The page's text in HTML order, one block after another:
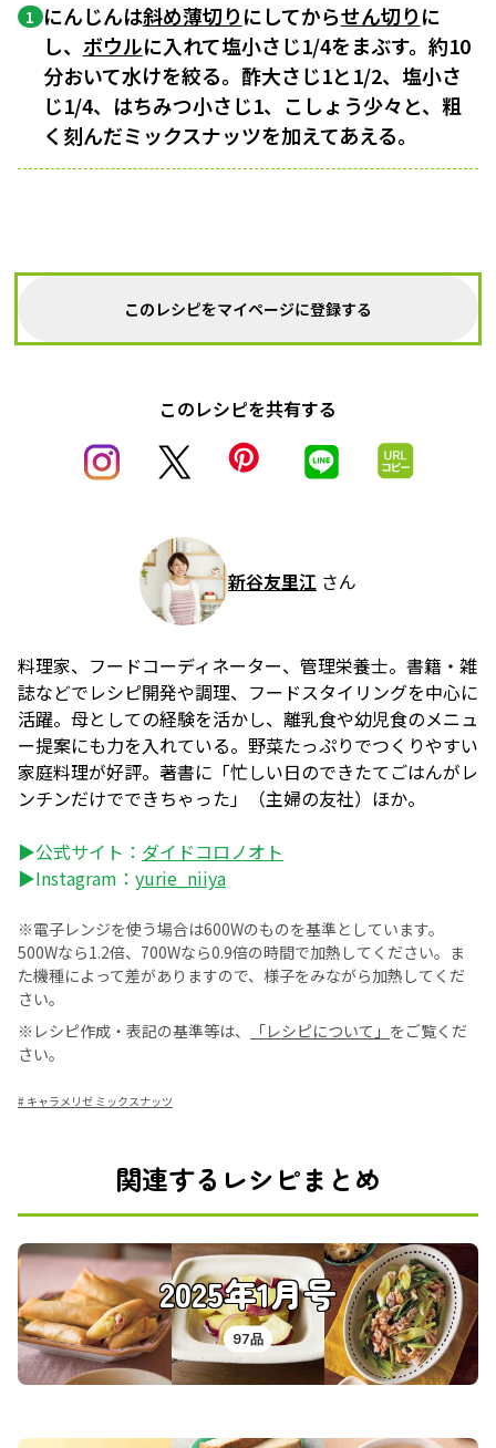
1 にんじんは斜め薄切りにしてからせん切りに
し、 ボウルに入れて塩小さじ1/4をまぶす。約10
分おいて水けを絞る。酢大さじ1と1/2、塩小さ
じ1/4、はちみつ小さじ1、こしょう少々と、粗
く刻んだミックスナッツを加えてあえる。
このレシピをマイページに登録する
このレシピを共有する
新谷友里江 さん
料理家、フードコーディネーター、管理栄養士。書籍・雑
誌などでレシピ開発や調理、フードスタイリングを中心に
活躍。母としての経験を活かし、離乳食や幼児食のメニュ
ー提案にも力を入れている。野菜たっぷりでつくりやすい
家庭料理が好評。著書に「忙しい日のできたてごはんがレ
ンチンだけでできちゃった」（主婦の友社）ほか。
▶公式サイト： ダイドコロノオト
▶Instagram： yurie_niiya
※電子レンジを使う場合は600Wのものを基準としています。
500Wなら1.2倍、700Wなら0.9倍の時間で加熱してください。ま
た機種によって差がありますので、様子をみながら加熱してくだ
さい。
※レシピ作成・表記の基準等は、
「レシピについて」 をご覧くだ
さい。
# キャラメリゼ ミックスナッツ
関連するレシピまとめ
2025年1月号
97品